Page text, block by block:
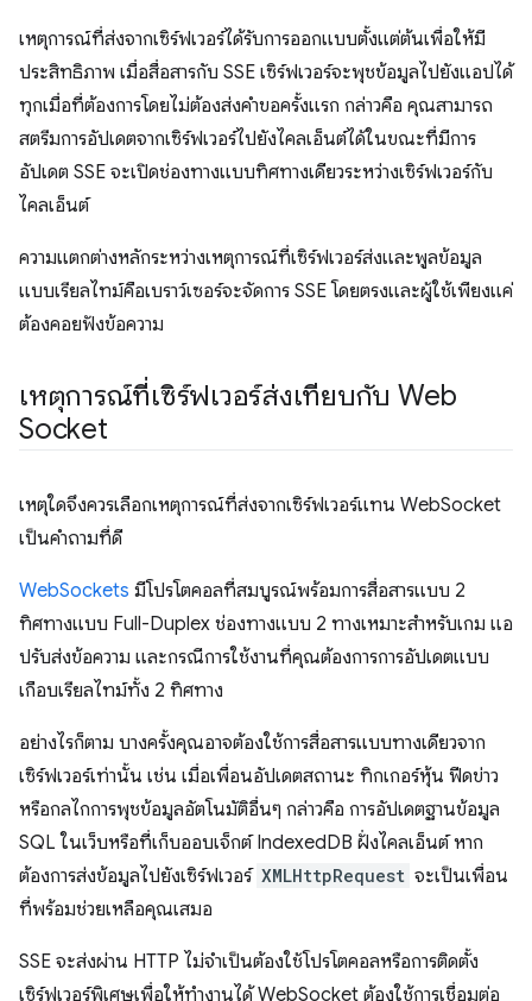
เหตุการณ์ที่ส่งจากเซิร์ฟเวอร์ได้รับการออกแบบตั้งแต่ต้นเพื่อให้มี
ประสิทธิภาพ เมื่อสื่อสารกับ SSE เซิร์ฟเวอร์จะพุชข้อมูลไปยังแอปได้
ทุกเมื่อที่ต้องการโดยไม่ต้องส่งคำขอครั้งแรก กล่าวคือ คุณสามารถ
สตรีมการอัปเดตจากเซิร์ฟเวอร์ไปยังไคลเอ็นต์ได้ในขณะที่มีการ
อัปเดต SSE จะเปิดช่องทางแบบทิศทางเดียวระหว่างเซิร์ฟเวอร์กับ
ไคลเอ็นต์
ความแตกต่างหลักระหว่างเหตุการณ์ที่เซิร์ฟเวอร์ส่งและพูลข้อมูล
แบบเรียลไทม์คือเบราว์เซอร์จะจัดการ SSE โดยตรงและผู้ใช้เพียงแค่
ต้องคอยฟังข้อความ
เหตุการณ์ที่เซิร์ฟเวอร์ส่งเทียบกับ Web
Socket
เหตุใดจึงควรเลือกเหตุการณ์ที่ส่งจากเซิร์ฟเวอร์แทน WebSocket
เป็นคำถามที่ดี
WebSockets มีโปรโตคอลที่สมบูรณ์พร้อมการสื่อสารแบบ 2
ทิศทางแบบ Full-Duplex ช่องทางแบบ 2 ทางเหมาะสําหรับเกม แอ
ปรับส่งข้อความ และกรณีการใช้งานที่คุณต้องการการอัปเดตแบบ
เกือบเรียลไทม์ทั้ง 2 ทิศทาง
อย่างไรก็ตาม บางครั้งคุณอาจต้องใช้การสื่อสารแบบทางเดียวจาก
เซิร์ฟเวอร์เท่านั้น เช่น เมื่อเพื่อนอัปเดตสถานะ ทิกเกอร์หุ้น ฟีดข่าว
หรือกลไกการพุชข้อมูลอัตโนมัติอื่นๆ กล่าวคือ การอัปเดตฐานข้อมูล
SQL ในเว็บหรือที่เก็บออบเจ็กต์ IndexedDB ฝั่งไคลเอ็นต์ หาก
ต้องการส่งข้อมูลไปยังเซิร์ฟเวอร์ XMLHttpRequest จะเป็นเพื่อน
ที่พร้อมช่วยเหลือคุณเสมอ
SSE จะส่งผ่าน HTTP ไม่จำเป็นต้องใช้โปรโตคอลหรือการติดตั้ง
เซิร์ฟเวอร์พิเศษเพื่อให้ทำงานได้ WebSocket ต้องใช้การเชื่อมต่อ